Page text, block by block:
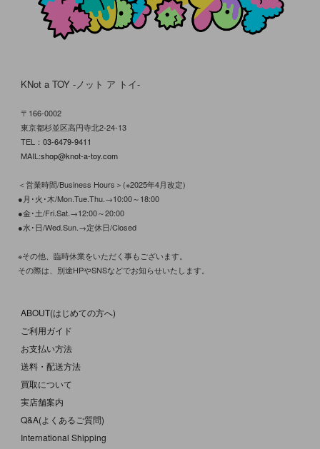
KNot a TOY -ノット ア トイ-
〒166-0002
東京都杉並区高円寺北2-24-13
TEL： 03-6479-9411
MAIL:shop@knot-a-toy.com
＜営業時間/Business Hours＞(※2025年4月改定)
●月･火･木/Mon.Tue.Thu.→10:00～18:00
●金･土/Fri.Sat.→12:00～20:00
●水･日/Wed.Sun.→定休日/Closed
※その他、臨時休業をいただく事もございます。
その際は、別途HPやSNSなどでお知らせいたします。
ABOUT(はじめての方へ)
ご利用ガイド
お支払い方法
送料・配送方法
買取について
実店舗案内
Q&A(よくあるご質問)
International Shipping